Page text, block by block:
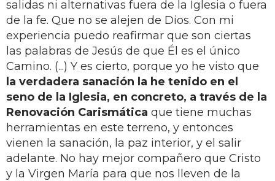
salidas ni alternativas fuera de la Iglesia o fuera
de la fe. Que no se alejen de Dios. Con mi
experiencia puedo reafirmar que son ciertas
las palabras de Jesús de que Él es el único
Camino. (...) Y es cierto, porque yo he visto que
la verdadera sanación la he tenido en el
seno de la Iglesia, en concreto, a través de la
Renovación Carismática que tiene muchas
herramientas en este terreno, y entonces
vienen la sanación, la paz interior, y el salir
adelante. No hay mejor compañero que Cristo
y la Virgen María para que nos lleven de la